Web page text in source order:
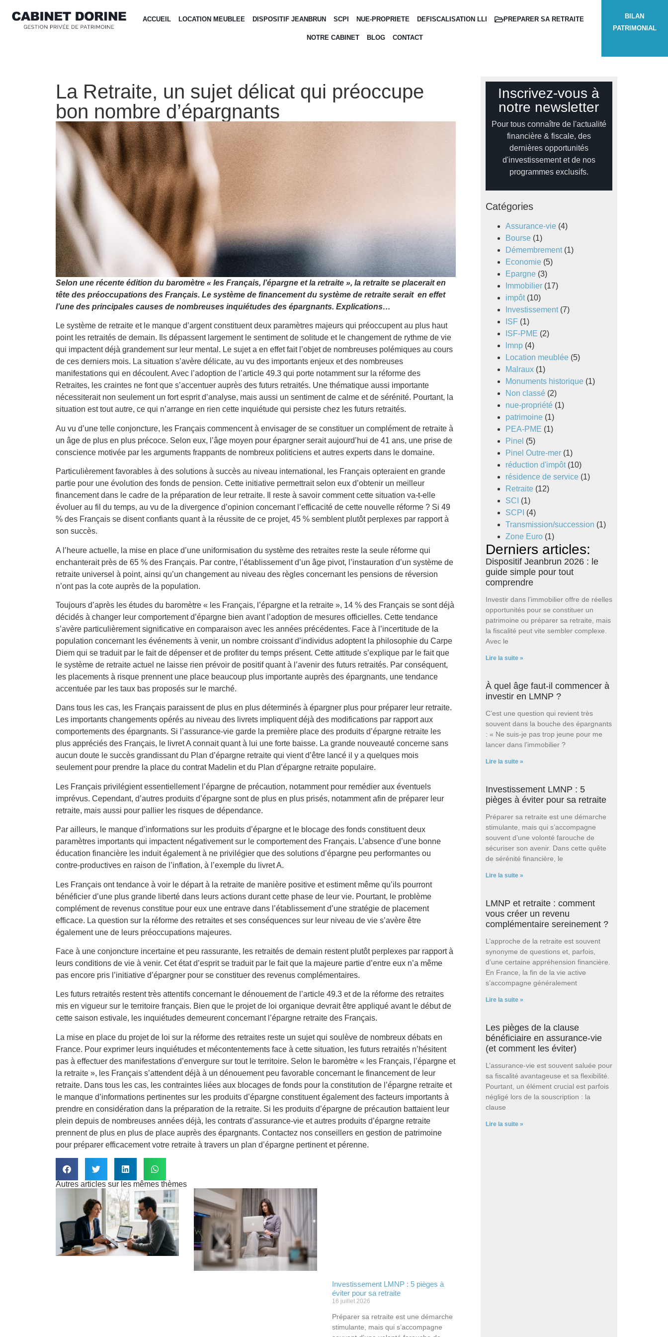
ACCUEIL LOCATION MEUBLEE DISPOSITIF JEANBRUN SCPI NUE-PROPRIETE DEFISCALISATION LLI PREPARER SA RETRAITE
NOTRE CABINET BLOG CONTACT
BILAN
PATRIMONIAL
La Retraite, un sujet délicat qui préoccupe
bon nombre d’épargnants
Selon une récente édition du baromètre « les Français, l’épargne et la retraite », la retraite se placerait en
tête des préoccupations des Français. Le système de financement du système de retraite serait en effet
l’une des principales causes de nombreuses inquiétudes des épargnants. Explications…
Le système de retraite et le manque d’argent constituent deux paramètres majeurs qui préoccupent au plus haut
point les retraités de demain. Ils dépassent largement le sentiment de solitude et le changement de rythme de vie
qui impactent déjà grandement sur leur mental. Le sujet a en effet fait l’objet de nombreuses polémiques au cours
de ces derniers mois. La situation s’avère délicate, au vu des importants enjeux et des nombreuses
manifestations qui en découlent. Avec l’adoption de l’article 49.3 qui porte notamment sur la réforme des
Retraites, les craintes ne font que s’accentuer auprès des futurs retraités. Une thématique aussi importante
nécessiterait non seulement un fort esprit d’analyse, mais aussi un sentiment de calme et de sérénité. Pourtant, la
situation est tout autre, ce qui n’arrange en rien cette inquiétude qui persiste chez les futurs retraités.
Au vu d’une telle conjoncture, les Français commencent à envisager de se constituer un complément de retraite à
un âge de plus en plus précoce. Selon eux, l’âge moyen pour épargner serait aujourd’hui de 41 ans, une prise de
conscience motivée par les arguments frappants de nombreux politiciens et autres experts dans le domaine.
Particulièrement favorables à des solutions à succès au niveau international, les Français opteraient en grande
partie pour une évolution des fonds de pension. Cette initiative permettrait selon eux d’obtenir un meilleur
financement dans le cadre de la préparation de leur retraite. Il reste à savoir comment cette situation va-t-elle
évoluer au fil du temps, au vu de la divergence d’opinion concernant l’efficacité de cette nouvelle réforme ? Si 49
% des Français se disent confiants quant à la réussite de ce projet, 45 % semblent plutôt perplexes par rapport à
son succès.
A l’heure actuelle, la mise en place d’une uniformisation du système des retraites reste la seule réforme qui
enchanterait près de 65 % des Français. Par contre, l’établissement d’un âge pivot, l’instauration d’un système de
retraite universel à point, ainsi qu’un changement au niveau des règles concernant les pensions de réversion
n’ont pas la cote auprès de la population.
Toujours d’après les études du baromètre « les Français, l’épargne et la retraite », 14 % des Français se sont déjà
décidés à changer leur comportement d’épargne bien avant l’adoption de mesures officielles. Cette tendance
s’avère particulièrement significative en comparaison avec les années précédentes. Face à l’incertitude de la
population concernant les événements à venir, un nombre croissant d’individus adoptent la philosophie du Carpe
Diem qui se traduit par le fait de dépenser et de profiter du temps présent. Cette attitude s’explique par le fait que
le système de retraite actuel ne laisse rien prévoir de positif quant à l’avenir des futurs retraités. Par conséquent,
les placements à risque prennent une place beaucoup plus importante auprès des épargnants, une tendance
accentuée par les taux bas proposés sur le marché.
Dans tous les cas, les Français paraissent de plus en plus déterminés à épargner plus pour préparer leur retraite.
Les importants changements opérés au niveau des livrets impliquent déjà des modifications par rapport aux
comportements des épargnants. Si l’assurance-vie garde la première place des produits d’épargne retraite les
plus appréciés des Français, le livret A connait quant à lui une forte baisse. La grande nouveauté concerne sans
aucun doute le succès grandissant du Plan d’épargne retraite qui vient d’être lancé il y a quelques mois
seulement pour prendre la place du contrat Madelin et du Plan d’épargne retraite populaire.
Les Français privilégient essentiellement l’épargne de précaution, notamment pour remédier aux éventuels
imprévus. Cependant, d’autres produits d’épargne sont de plus en plus prisés, notamment afin de préparer leur
retraite, mais aussi pour pallier les risques de dépendance.
Par ailleurs, le manque d’informations sur les produits d’épargne et le blocage des fonds constituent deux
paramètres importants qui impactent négativement sur le comportement des Français. L’absence d’une bonne
éducation financière les induit également à ne privilégier que des solutions d’épargne peu performantes ou
contre-productives en raison de l’inflation, à l’exemple du livret A.
Les Français ont tendance à voir le départ à la retraite de manière positive et estiment même qu’ils pourront
bénéficier d’une plus grande liberté dans leurs actions durant cette phase de leur vie. Pourtant, le problème
complément de revenus constitue pour eux une entrave dans l’établissement d’une stratégie de placement
efficace. La question sur la réforme des retraites et ses conséquences sur leur niveau de vie s’avère être
également une de leurs préoccupations majeures.
Face à une conjoncture incertaine et peu rassurante, les retraités de demain restent plutôt perplexes par rapport à
leurs conditions de vie à venir. Cet état d’esprit se traduit par le fait que la majeure partie d’entre eux n’a même
pas encore pris l’initiative d’épargner pour se constituer des revenus complémentaires.
Les futurs retraités restent très attentifs concernant le dénouement de l’article 49.3 et de la réforme des retraites
mis en vigueur sur le territoire français. Bien que le projet de loi organique devrait être appliqué avant le début de
cette saison estivale, les inquiétudes demeurent concernant l’épargne retraite des Français.
La mise en place du projet de loi sur la réforme des retraites reste un sujet qui soulève de nombreux débats en
France. Pour exprimer leurs inquiétudes et mécontentements face à cette situation, les futurs retraités n’hésitent
pas à effectuer des manifestations d’envergure sur tout le territoire. Selon le baromètre « les Français, l’épargne et
la retraite », les Français s’attendent déjà à un dénouement peu favorable concernant le financement de leur
retraite. Dans tous les cas, les contraintes liées aux blocages de fonds pour la constitution de l’épargne retraite et
le manque d’informations pertinentes sur les produits d’épargne constituent également des facteurs importants à
prendre en considération dans la préparation de la retraite. Si les produits d’épargne de précaution battaient leur
plein depuis de nombreuses années déjà, les contrats d’assurance-vie et autres produits d’épargne retraite
prennent de plus en plus de place auprès des épargnants. Contactez nos conseillers en gestion de patrimoine
pour préparer efficacement votre retraite à travers un plan d’épargne pertinent et pérenne.
Autres articles sur les mêmes thèmes
Investissement LMNP : 5 pièges à
éviter pour sa retraite
16 juillet 2026
Préparer sa retraite est une démarche
stimulante, mais qui s’accompagne
Inscrivez-vous à
notre newsletter
Pour tous connaître de l'actualité
financière & fiscale, des
dernières opportunités
d'investissement et de nos
programmes exclusifs.
Catégories
Assurance-vie(4)
Bourse(1)
Démembrement(1)
Economie(5)
Epargne(3)
Immobilier(17)
impôt(10)
Investissement(7)
ISF (1)
ISF-PME (2)
lmnp(4)
Location meublée(5)
Malraux(1)
Monuments historique(1)
Non classé(2)
nue-propriété(1)
patrimoine(1)
PEA-PME (1)
Pinel (5)
Pinel Outre-mer(1)
réduction d'impôt(10)
résidence de service(1)
Retraite(12)
SCI (1)
SCPI (4)
Transmission/succession (1)
Zone Euro(1)
Derniers articles:
Dispositif Jeanbrun 2026 : le
guide simple pour tout
comprendre
Investir dans l’immobilier offre de réelles
opportunités pour se constituer un
patrimoine ou préparer sa retraite, mais
la fiscalité peut vite sembler complexe.
Avec le
Lire la suite »
À quel âge faut-il commencer à
investir en LMNP ?
C’est une question qui revient très
souvent dans la bouche des épargnants
: « Ne suis-je pas trop jeune pour me
lancer dans l’immobilier ?
Lire la suite »
Investissement LMNP : 5
pièges à éviter pour sa retraite
Préparer sa retraite est une démarche
stimulante, mais qui s’accompagne
souvent d’une volonté farouche de
sécuriser son avenir. Dans cette quête
de sérénité financière, le
Lire la suite »
LMNP et retraite : comment
vous créer un revenu
complémentaire sereinement ?
L’approche de la retraite est souvent
synonyme de questions et, parfois,
d’une certaine appréhension financière.
En France, la fin de la vie active
s’accompagne généralement
Lire la suite »
Les pièges de la clause
bénéficiaire en assurance-vie
(et comment les éviter)
L’assurance-vie est souvent saluée pour
sa fiscalité avantageuse et sa flexibilité.
Pourtant, un élément crucial est parfois
négligé lors de la souscription : la
clause
Lire la suite »